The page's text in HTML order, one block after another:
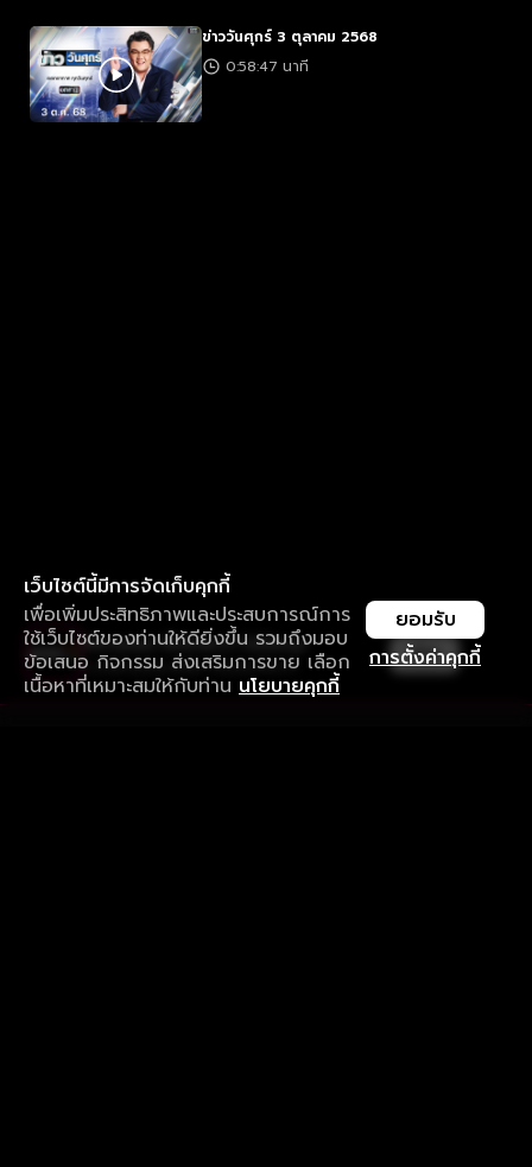
ข่าววันศุกร์ 3 ตุลาคม 2568
0:58:47 นาที
เว็บไซต์นี้มีการจัดเก็บคุกกี้
เพื่อเพิ่มประสิทธิภาพและประสบการณ์การ
ใช้เว็บไซต์ของท่านให้ดียิ่งขึ้น รวมถึงมอบ
ข้อเสนอ กิจกรรม ส่งเสริมการขาย เลือก
เนื้อหาที่เหมาะสมให้กับท่าน นโยบายคุกกี้
การตั้งค่าคุกกี้
ยอมรับ
ใช้งานแอป ลื่นไหลกว่า ไม่มีสะดุด
ดาวน์โหลดแอปเพื่อการรับชมที่ดีกว่า เปิด